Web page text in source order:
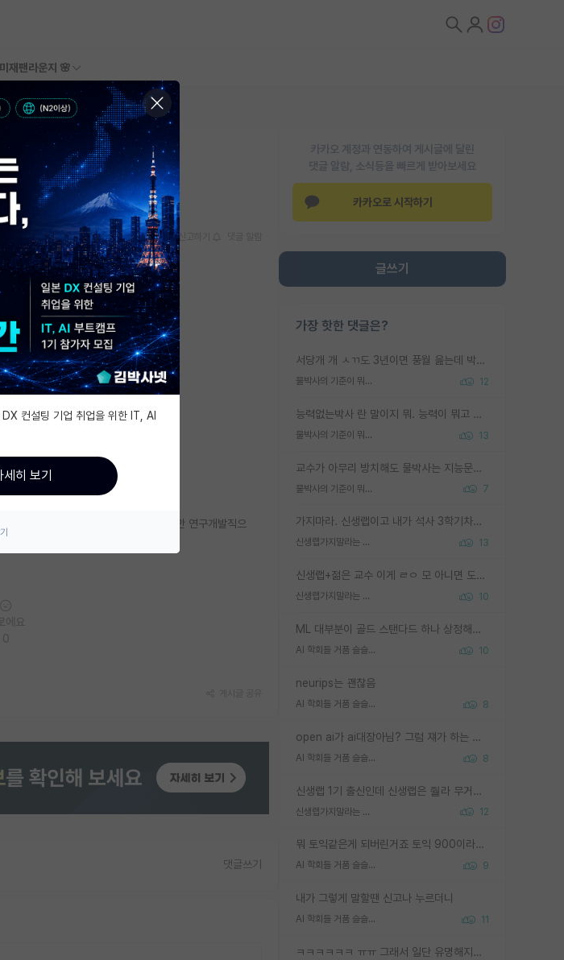
재팬라운지 🌸
카카오 계정과 연동하여 게시글에 달린
댓글 알람, 소식등을 빠르게 받아보세요
카카오로 시작하기
글쓰기
가장 핫한 댓글은?
서당개 개 ㅅㄲ도 3년이면 풍월 읊는데 박사 5년 이상 대리고 있으면서 물된건 교수 탓 맞는ㄱ게 거기가 서당이 아니란 소리임
물박사의 기준이 뭐임? 12
능력없는박사 란 말이지 뭐. 능력이 뭐고 능력이 있다는게 뭔지는 사람마다 기준이 다르니까 얘기해봐야 서로 자기 기준만 얘기해서 논쟁이 끝이 안나고. 주위에서 능력있고 야심있는 신입생이 교수가 유의미한 피드백을 아예 안주면서 제대로된 과제에 참여해볼 기회도 제공하지 않고 잡일 뺑뺑이만 돌려서 맨날 단순작업만 하면서 밤새다가 눈빛이 점점 죽어가는걸 본 사람은 물박사는 교수탓이라고 하고, 교수는 이것저것 알려도 주고 기회도 주고 사수 동기 붙여주면서 어떻게든 끌고가려고 하는데 본인이 매일 뺀질거리면서 출근 하는둥마는둥 하다가 기껏 와서도 폰이나 쳐다보다가 실험 망치고 저녁약속있어서 먼저 가볼게요~ 하는걸 본 사람은 물박사는 본인탓이라고 함.
물박사의 기준이 뭐임? 13
교수가 아무리 방치해도 물박사는 지능문제고 본인 의지 문제임. 만물 교수탓 하는 애들이 이상한거임.
물박사의 기준이 뭐임? 7
가지마라. 신생랩이고 내가 석사 3학기차인데 최고참인데 나도 아무것도 모르는데 교수가 후배들 왜 논문 교육 안시키냐. 논문 왜 안 써오냐 닦달한다
신생랩가지말라는 이유가 있었구나 13
신생랩+젊은 교수 이게 ㄹㅇ 모 아니면 도인듯.
신생랩가지말라는 이유가 있었구나 10
ML 대부분이 골드 스탠다드 하나 상정해놓고 (벤치마크 데이터셋이 여러 개면 여러 개 상정) 그거 얼마나 잘 맞추나 싸움임 가끔 번뜩이는 설계 철학을 보여주는 논문들도 있지만 대부분 그거 성적 얼마나 더 올리느라에 혈안이 되어 있는 측면이 잇음
AI 학회들 거품 슬슬 지적이 나오네요 10
neurips는 괜찮음
AI 학회들 거품 슬슬 지적이 나오네요 8
open ai가 ai대장아님? 그럼 쟤가 하는 말이 다 맞겠네
AI 학회들 거품 슬슬 지적이 나오네요 8
신생랩 1기 출신인데 신생랩은 줠라 무거운 바벨 같은거임. 들면 대박인데 못들면 깔려 죽음. 아무도 알려주지 않는 환경에서 자생해야하지만, 일단 살아남았다면 그 어떤 사람보다 악착같고 생존력 높은 사람으로 거듭날 수 있음
신생랩가지말라는 이유가 있었구나 12
뭐 토익같은게 되버린거죠 토익 900이라고 영어잘하는건 아닙니다만 잘하는사람은 다 900을 넘는 그런
AI 학회들 거품 슬슬 지적이 나오네요 9
내가 그렇게 말할땐 신고나 누르더니
AI 학회들 거품 슬슬 지적이 나오네요 11
ㅋㅋㅋㅋㅋㅋ ㅠㅠ 그래서 일단 유명해지는게 중요한거같습니다
스크랩 신고하기
서 빠르게 취업하고 싶은 마음도 있지만 연구개발직으
좋을까요?
댓글쓰기
컨설팅 기업 취업을 위한 IT, AI
세히 보기